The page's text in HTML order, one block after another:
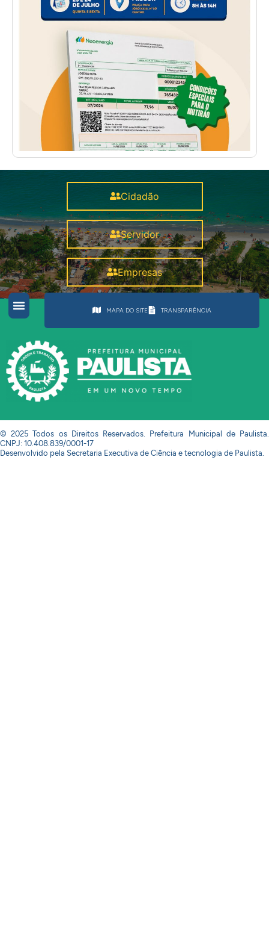
Cidadão
Servidor
Empresas
MAPA DO SITE TRANSPARÊNCIA
© 2025 Todos os Direitos Reservados. Prefeitura Municipal de Paulista.
CNPJ: 10.408.839/0001-17
Desenvolvido pela Secretaria Executiva de Ciência e tecnologia de Paulista.